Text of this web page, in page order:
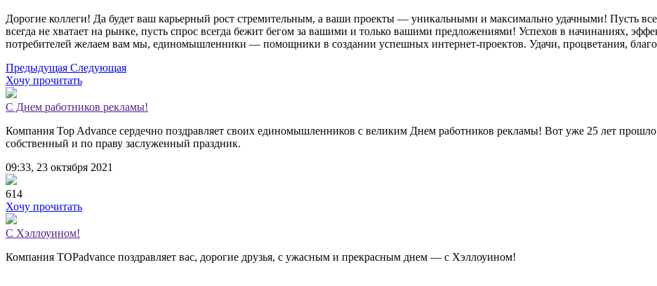
Дорогие коллеги! Да будет ваш карьерный рост стремительным, а ваши проекты — уникальными и максимально удачными! Пусть
всегда не хватает на рынке, пусть спрос всегда бежит бегом за вашими и только вашими предложениями! Успехов в начинаниях,
потребителей желаем вам мы, единомышленники — помощники в создании успешных интернет-проектов. Удачи, процветания,
Предыдущая Следующая
Хочу прочитать
С Днем работников рекламы!
Компания Top Advance сердечно поздравляет своих единомышленников с великим Днем работников рекламы! Вот уже 25 лет прошло
собственный и по праву заслуженный праздник.
09:33, 23 октября 2021
614
Хочу прочитать
С Хэллоуином!
Компания TOPadvance поздравляет вас, дорогие друзья, с ужасным и прекрасным днем — с Хэллоуином!